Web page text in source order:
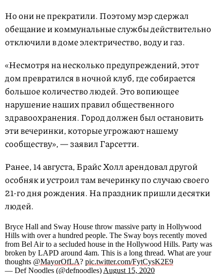
Но они не прекратили. Поэтому мэр сдержал
обещание и коммунальные службы действительно
отключили в доме электричество, воду и газ.
«Несмотря на несколько предупреждений, этот
дом превратился в ночной клуб, где собирается
большое количество людей. Это вопиющее
нарушение наших правил общественного
здравоохранения. Город должен был остановить
эти вечеринки, которые угрожают нашему
сообществу», — заявил Гарсетти.
Ранее, 14 августа, Брайс Холл арендовал другой
особняк и устроил там вечеринку по случаю своего
21-го дня рождения. На праздник пришли десятки
людей.
Bryce Hall and Sway House throw massive party in Hollywood
Hills with over a hundred people. The Sway boys recently moved
from Bel Air to a secluded house in the Hollywood Hills. Party was
broken by LAPD around 4am. This is a long thread. What are your
thoughts @MayorOfLA? pic.twitter.com/FytCysK2E9
— Def Noodles (@defnoodles) August 15, 2020